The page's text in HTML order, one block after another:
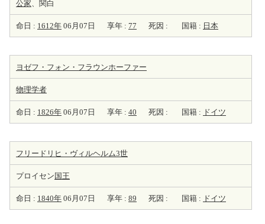
公家、関白
命日 : 1612年 06月07日 享年 : 77 死因 : 国籍 : 日本
ヨゼフ・フォン・フラウンホーファー
物理学者
命日 : 1826年 06月07日 享年 : 40 死因 : 国籍 : ドイツ
フリードリヒ・ヴィルヘルム3世
プロイセン 国王
命日 : 1840年 06月07日 享年 : 89 死因 : 国籍 : ドイツ